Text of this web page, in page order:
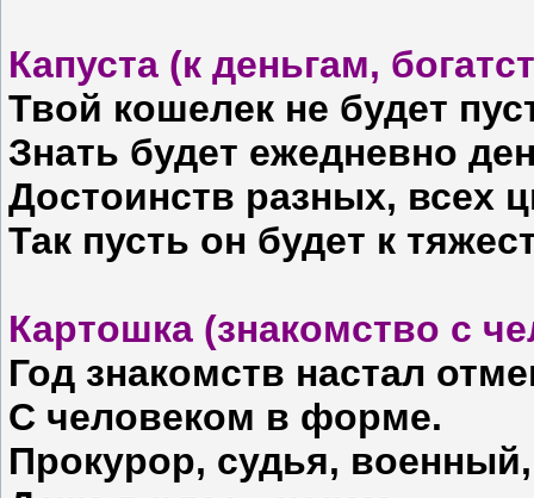
Капуста (к деньгам,
Твой кошелек не будет
Знать будет ежедневно
Достоинств разных, всех
Так пусть он будет к
Картошка (знакомство с
Год знакомств настал
С человеком в форме.
Прокурор, судья, военный,